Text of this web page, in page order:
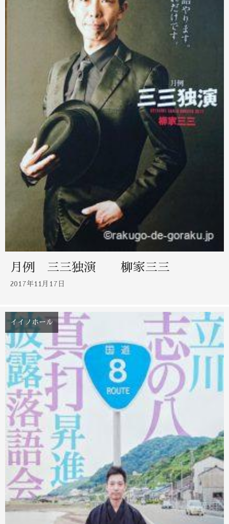
月例 三三独演 柳家三三
2017年11月17日
イイノホール